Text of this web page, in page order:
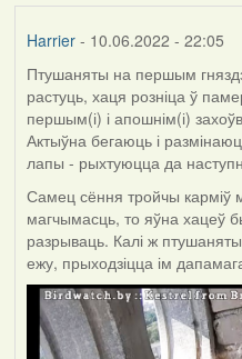
Harrier- 10.06.2022 - 22:05
Птушаняты на першым
растуць, хаця розніца ў
першым(і) і апошнім(і)
Актыўна бегаюць і
лапы - рыхтуюцца да
Самец сёння тройчы карміў
магчымасць, то яўна хацеў
разрываць. Калі ж
ежу, прыходзіцца ім